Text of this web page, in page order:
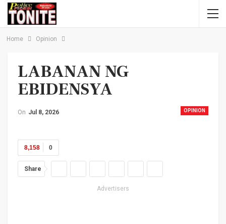
Home Opinion
LABANAN NG
EBIDENSYA
OPINION
On Jul 8, 2026
0
8,158
Share
Advertisers